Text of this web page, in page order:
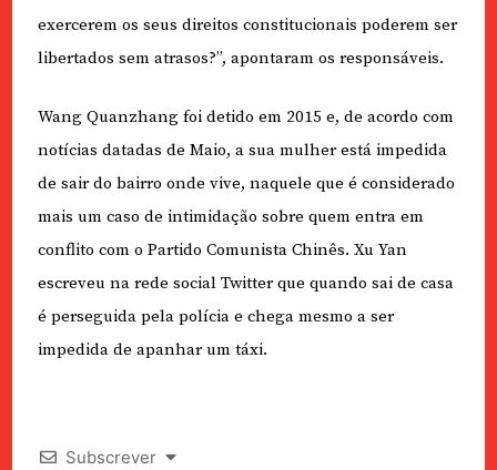
exercerem os seus direitos constitucionais poderem ser
libertados sem atrasos?”, apontaram os responsáveis.
Wang Quanzhang foi detido em 2015 e, de acordo com
notícias datadas de Maio, a sua mulher está impedida
de sair do bairro onde vive, naquele que é considerado
mais um caso de intimidação sobre quem entra em
conflito com o Partido Comunista Chinês. Xu Yan
escreveu na rede social Twitter que quando sai de casa
é perseguida pela polícia e chega mesmo a ser
impedida de apanhar um táxi.
Subscrever